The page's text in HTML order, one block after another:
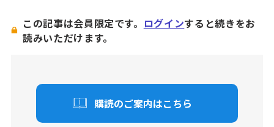
この記事は会員限定です。 ログインすると続きをお
読みいただけます。
購読のご案内はこちら